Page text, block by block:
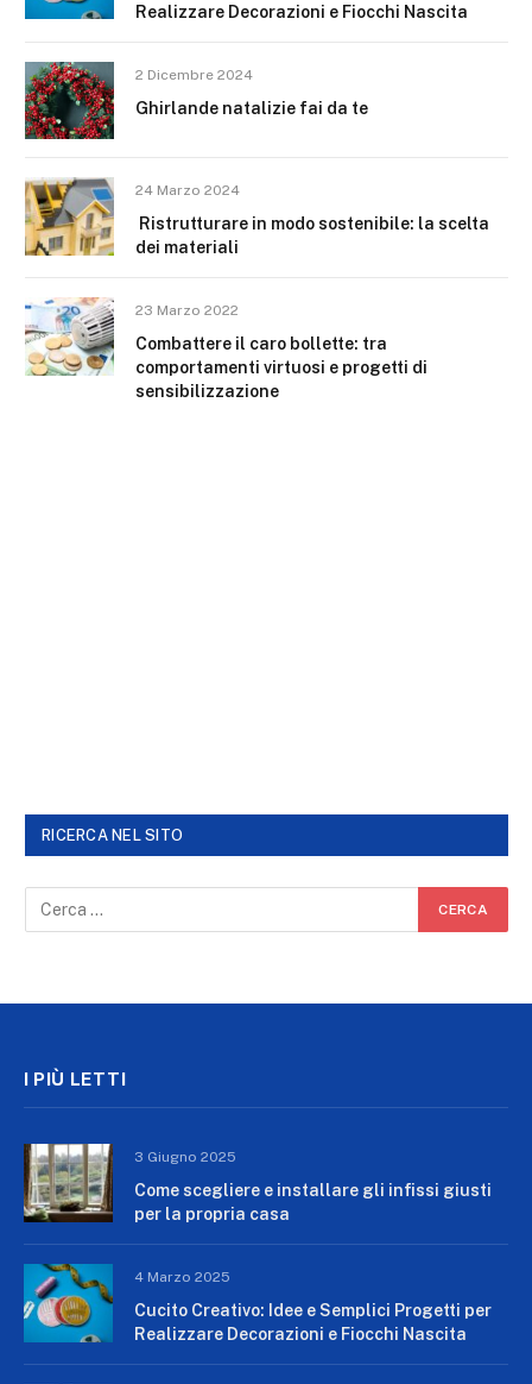
Realizzare Decorazioni e Fiocchi Nascita
2 Dicembre 2024
Ghirlande natalizie fai da te
24 Marzo 2024
Ristrutturare in modo sostenibile: la scelta
dei materiali
23 Marzo 2022
Combattere il caro bollette: tra
comportamenti virtuosi e progetti di
sensibilizzazione
RICERCA NEL SITO
I PIÙ LETTI
3 Giugno 2025
Come scegliere e installare gli infissi giusti
per la propria casa
4 Marzo 2025
Cucito Creativo: Idee e Semplici Progetti per
Realizzare Decorazioni e Fiocchi Nascita